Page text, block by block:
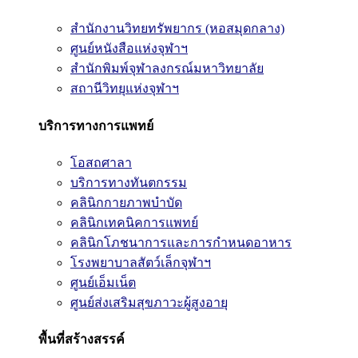
สำนักงานวิทยทรัพยากร (หอสมุดกลาง)
ศูนย์หนังสือแห่งจุฬาฯ
สำนักพิมพ์จุฬาลงกรณ์มหาวิทยาลัย
สถานีวิทยุแห่งจุฬาฯ
บริการทางการแพทย์
โอสถศาลา
บริการทางทันตกรรม
คลินิกกายภาพบำบัด
คลินิกเทคนิคการแพทย์
คลินิกโภชนาการและการกำหนดอาหาร
โรงพยาบาลสัตว์เล็กจุฬาฯ
ศูนย์เอ็มเน็ต
ศูนย์ส่งเสริมสุขภาวะผู้สูงอายุ
พื้นที่สร้างสรรค์